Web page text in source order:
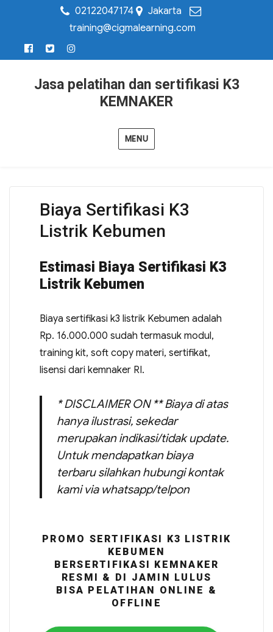
02122047174
Jakarta
training@cigmalearning.com
Jasa pelatihan dan sertifikasi K3
KEMNAKER
MENU
Biaya Sertifikasi K3
Listrik Kebumen
Estimasi Biaya Sertifikasi K3
Listrik Kebumen
Biaya sertifikasi k3 listrik Kebumen adalah
Rp. 16.000.000 sudah termasuk modul,
training kit, soft copy materi, sertifikat,
lisensi dari kemnaker RI.
* DISCLAIMER ON ** Biaya di atas
hanya ilustrasi, sekedar
merupakan indikasi/tidak update.
Untuk mendapatkan biaya
terbaru silahkan hubungi kontak
kami via whatsapp/telpon
PROMO SERTIFIKASI K3 LISTRIK
KEBUMEN
BERSERTIFIKASI KEMNAKER
RESMI & DI JAMIN LULUS
BISA PELATIHAN ONLINE &
OFFLINE